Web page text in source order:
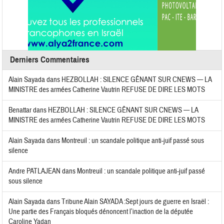
Derniers Commentaires
Alain Sayadadans HEZBOLLAH : SILENCE GÊNANT SUR CNEWS — LA
MINISTRE des armées Catherine Vautrin REFUSE DE DIRE LES MOTS
Benattardans HEZBOLLAH : SILENCE GÊNANT SUR CNEWS — LA
MINISTRE des armées Catherine Vautrin REFUSE DE DIRE LES MOTS
Alain Sayadadans Montreuil : un scandale politique anti-juif passé sous
silence
Andre PATLAJEAN dans Montreuil : un scandale politique anti-juif passé
sous silence
Alain SayadadansTribune Alain SAYADA :Sept jours de guerre en Israël :
Une partie des Français bloqués dénoncent l’inaction de la députée
Caroline Yadan